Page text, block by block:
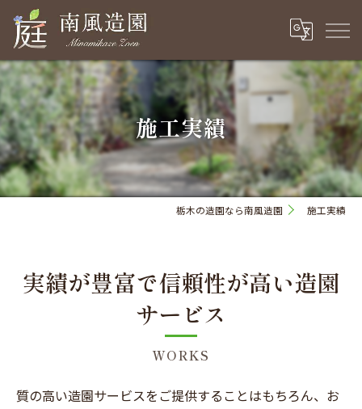
施工実績
栃木の造園なら南風造園 施工実績
実績が豊富で信頼性が高い造園
サービス
WORKS
質の高い造園サービスをご提供することはもちろん、お